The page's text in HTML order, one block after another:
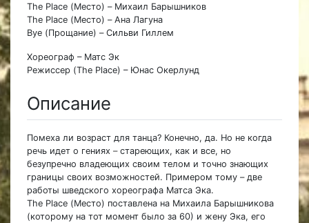
The Place (Место) – Михаил Барышников
The Place (Место) – Ана Лагуна
Bye (Прощание) – Сильви Гиллем
Хореограф – Матс Эк
Режиссер (The Place) – Юнас Окерлунд
Описание
Помеха ли возраст для танца? Конечно, да. Но не когда
речь идет о гениях – стареющих, как и все, но
безупречно владеющих своим телом и точно знающих
границы своих возможностей. Примером тому – две
работы шведского хореографа Матса Эка.
The Place (Место) поставлена на Михаила Барышникова
(которому на тот момент было за 60) и жену Эка, его